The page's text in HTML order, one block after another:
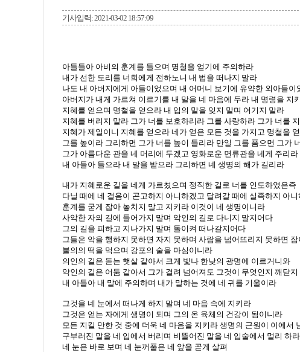
기사입력: 2021-03-02 18:57:09
아들들아 아비의 훈계를 들으며 명철을 얻기에 주의하라
내가 선한 도리를 너희에게 전하노니 내 법을 떠나지 말라
나도 내 아버지에게 아들이었으며 내 어머니 보기에 유약한 외아들이
아버지가 내게 가르쳐 이르기를 내 말을 네 마음에 두라 내 명령을 지
지혜를 얻으며 명철을 얻으라 내 입의 말을 잊지 말며 어기지 말라
지혜를 버리지 말라 그가 너를 보호하리라 그를 사랑하라 그가 너를
지혜가 제일이니 지혜를 얻으라 네가 얻은 모든 것을 가지고 명철을
그를 높이라 그리하면 그가 너를 높이 들리라 만일 그를 품으면 그가
그가 아름다운 관을 네 머리에 두겠고 영화로운 면류관을 네게 주리
내 아들아 들으라 내 말을 받으라 그리하면 네 생명의 해가 길리라
내가 지혜로운 길을 네게 가르쳤으며 정직한 길로 너를 인도하였은즉
다닐 때에 네 걸음이 곤고하지 아니하겠고 달려갈 때에 실족하지 아
훈계를 굳게 잡아 놓치지 말고 지키라 이것이 네 생명이니라
사악한 자의 길에 들어가지 말며 악인의 길로 다니지 말지어다
그의 길을 피하고 지나가지 말며 돌이켜 떠나갈지어다
그들은 악을 행하지 못하면 자지 못하며 사람을 넘어뜨리지 못하면
불의의 떡을 먹으며 강포의 술을 마심이니라
의인의 길은 돋는 햇살 같아서 크게 빛나 한낮의 광명에 이르거니와
악인의 길은 어둠 같아서 그가 걸려 넘어져도 그것이 무엇인지 깨닫
내 아들아 내 말에 주의하며 내가 말하는 것에 네 귀를 기울이라
그것을 네 눈에서 떠나게 하지 말며 네 마음 속에 지키라
그것은 얻는 자에게 생명이 되며 그의 온 육체의 건강이 됨이니라
모든 지킬 만한 것 중에 더욱 네 마음을 지키라 생명의 근원이 이에서
구부러진 말을 네 입에서 버리며 비뚤어진 말을 네 입술에서 멀리 하라
네 눈은 바로 보며 네 눈꺼풀은 네 앞을 곧게 살펴